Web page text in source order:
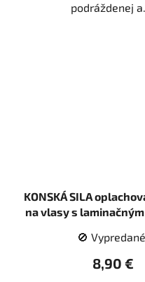
podráždenej
KONSKÁ SILA
na vlasy s
🚫 Vypredané
8,90 €